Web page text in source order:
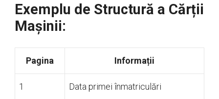
Exemplu de Structură a Cărții
Mașinii:
Pagina Informații
1 Data primei înmatriculări